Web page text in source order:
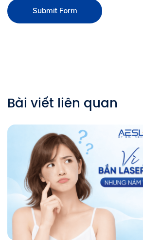
Submit Form
Bài viết liên quan